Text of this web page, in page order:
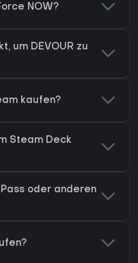
NOW?
um DEVOUR zu
kaufen?
Steam Deck
Pass oder anderen